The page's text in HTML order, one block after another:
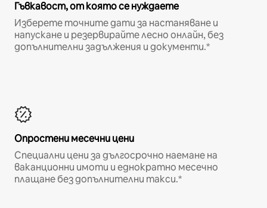
Гъвкавост, от която се нуждаете
Изберете точните дати за настаняване и
напускане и резервирайте лесно онлайн, без
допълнителни задължения и документи.*
Опростени месечни цени
Специални цени за дългосрочно наемане на
ваканционни имоти и еднократно месечно
плащане без допълнителни такси.*